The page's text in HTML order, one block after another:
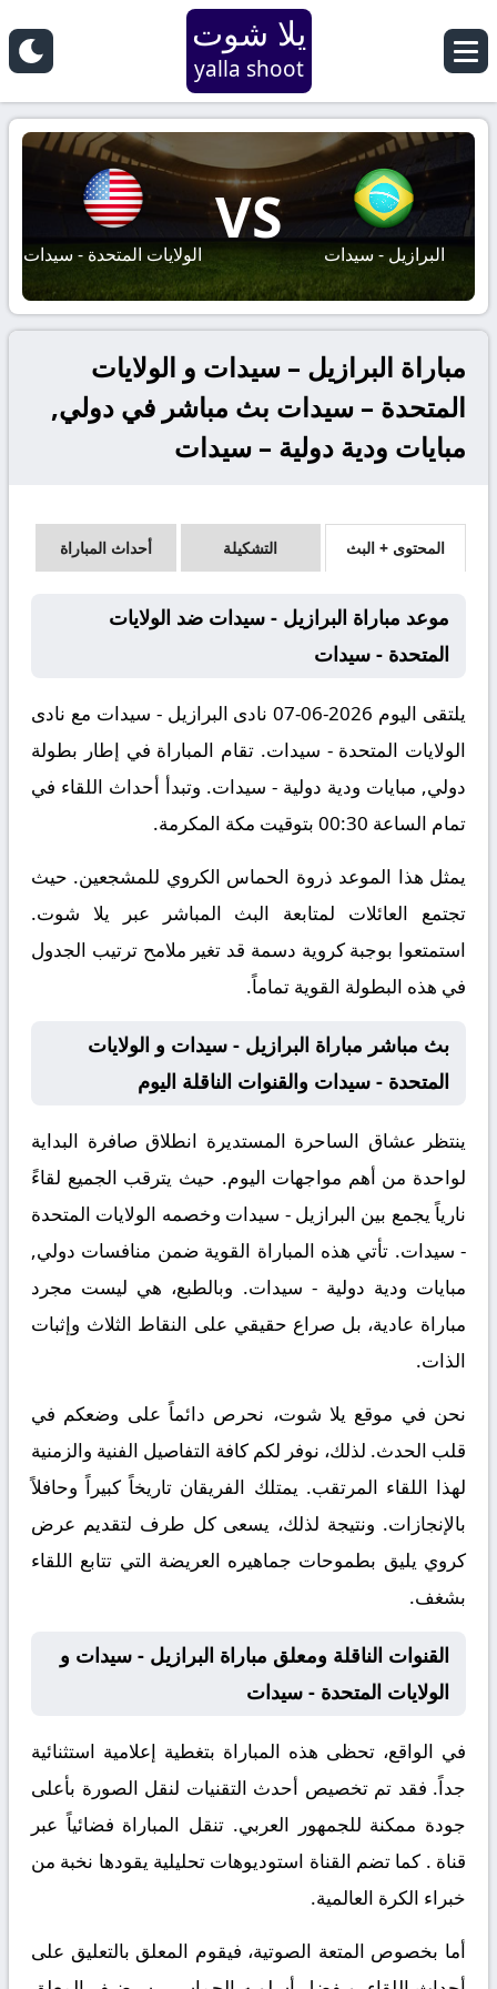
يلا شوت
yalla shoot
البرازيل - سيدات
VS
الولايات المتحدة - سيدات
مباراة البرازيل – سيدات و الولايات
المتحدة – سيدات بث مباشر في دولي,
مبايات ودية دولية – سيدات
المحتوى + البث التشكيلة أحداث المباراة
موعد مباراة البرازيل - سيدات ضد الولايات
المتحدة - سيدات
يلتقى اليوم 2026-06-07 نادى البرازيل - سيدات مع نادى
الولايات المتحدة - سيدات. تقام المباراة في إطار بطولة
دولي, مبايات ودية دولية - سيدات. وتبدأ أحداث اللقاء في
تمام الساعة 00:30 بتوقيت مكة المكرمة.
يمثل هذا الموعد ذروة الحماس الكروي للمشجعين. حيث
تجتمع العائلات لمتابعة البث المباشر عبر يلا شوت.
استمتعوا بوجبة كروية دسمة قد تغير ملامح ترتيب الجدول
في هذه البطولة القوية تماماً.
بث مباشر مباراة البرازيل - سيدات و الولايات
المتحدة - سيدات والقنوات الناقلة اليوم
ينتظر عشاق الساحرة المستديرة انطلاق صافرة البداية
لواحدة من أهم مواجهات اليوم. حيث يترقب الجميع لقاءً
نارياً يجمع بين البرازيل - سيدات وخصمه الولايات المتحدة
- سيدات. تأتي هذه المباراة القوية ضمن منافسات دولي,
مبايات ودية دولية - سيدات. وبالطبع، هي ليست مجرد
مباراة عادية، بل صراع حقيقي على النقاط الثلاث وإثبات
الذات.
نحن في موقع يلا شوت، نحرص دائماً على وضعكم في
قلب الحدث. لذلك، نوفر لكم كافة التفاصيل الفنية والزمنية
لهذا اللقاء المرتقب. يمتلك الفريقان تاريخاً كبيراً وحافلاً
بالإنجازات. ونتيجة لذلك، يسعى كل طرف لتقديم عرض
كروي يليق بطموحات جماهيره العريضة التي تتابع اللقاء
بشغف.
القنوات الناقلة ومعلق مباراة البرازيل - سيدات و
الولايات المتحدة - سيدات
في الواقع، تحظى هذه المباراة بتغطية إعلامية استثنائية
جداً. فقد تم تخصيص أحدث التقنيات لنقل الصورة بأعلى
جودة ممكنة للجمهور العربي. تنقل المباراة فضائياً عبر
قناة . كما تضم القناة استوديوهات تحليلية يقودها نخبة من
خبراء الكرة العالمية.
أما بخصوص المتعة الصوتية، فيقوم المعلق بالتعليق على